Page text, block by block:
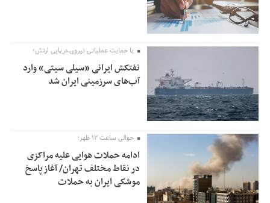
با حمایت عملیاتی نیروی دریایی ارتش؛
نفتکش ایرانی «سیلی سیتی» وارد
آب‌های سرزمینی ایران شد
حوالی ساعت ۱۲ ظهر؛
ادامه حملات هوایی علیه مراکزی
در نقاط مختلف تهران/ آغاز پاسخ
موشکی ایران به حملات